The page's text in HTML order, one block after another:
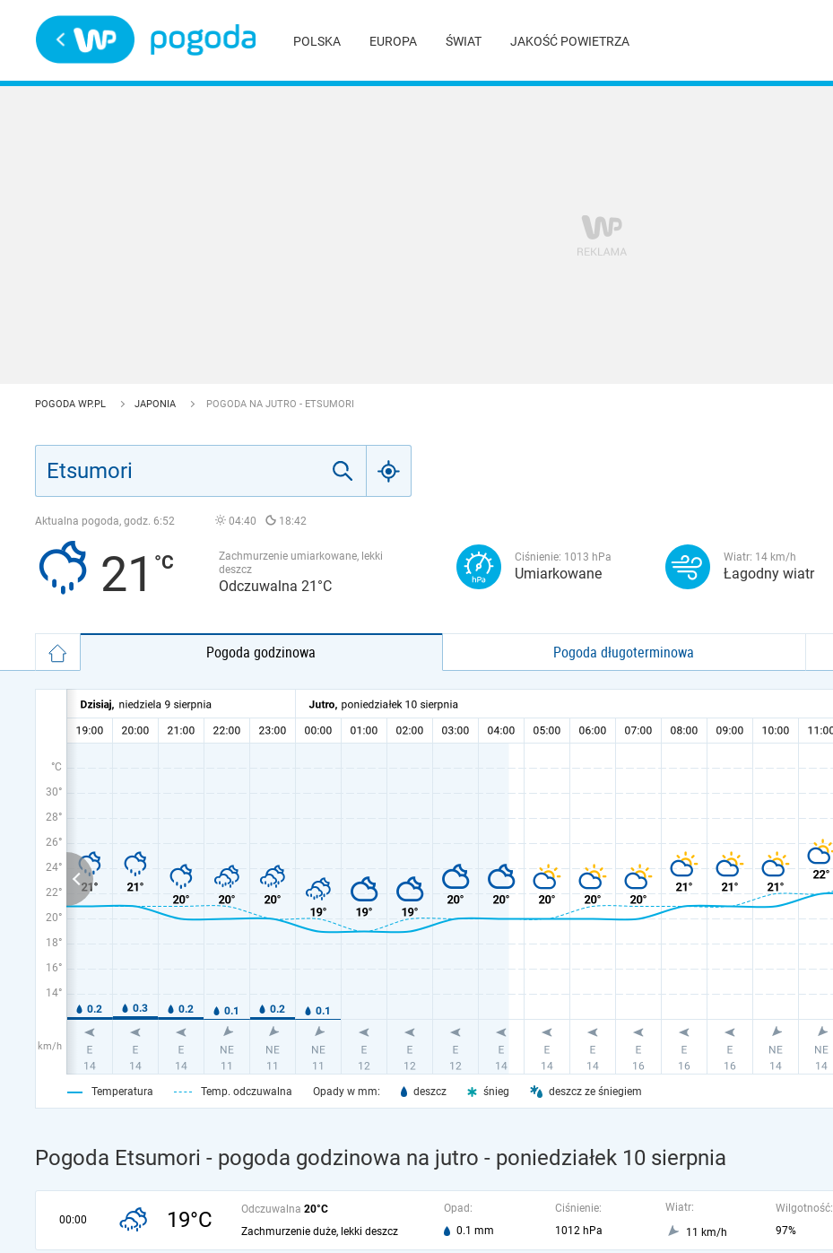
POLSKA EUROPA ŚWIAT JAKOŚĆ POWIETRZA
POGODA WP.PL JAPONIA POGODA NA JUTRO - ETSUMORI
Aktualna pogoda, godz. 6:52 04:40 18:42
21
Zachmurzenie umiarkowane, lekki
deszcz
Odczuwalna 21°C
Ciśnienie: 1013 hPa
Umiarkowane
Wiatr: 14 km/h
Łagodny wiatr
Pogoda godzinowa Pogoda długoterminowa
°C
30°
28°
26°
24°
22°
20°
18°
16°
14°
km/h
Temperatura Temp. odczuwalna Opady w mm: deszcz śnieg deszcz ze śniegiem
Pogoda Etsumori - pogoda godzinowa na jutro - poniedziałek 10 sierpnia
00:00 19°C Odczuwalna 20°C
Zachmurzenie duże, lekki deszcz
Opad:
0.1 mm
Ciśnienie:
1012 hPa
Wiatr:
11 km/h
Wilgotność:
97%